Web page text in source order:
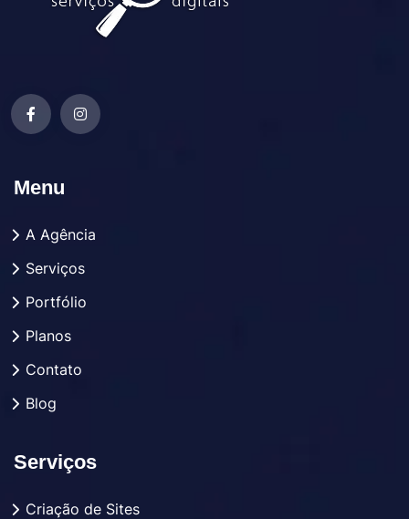
Menu
A Agência
Serviços
Portfólio
Planos
Contato
Blog
Serviços
Criação de Sites